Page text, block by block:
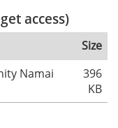
access)
Size
Namai
396
KB